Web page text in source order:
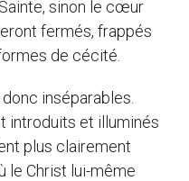
sinon le cœur
fermés, frappés
de cécité.
inséparables.
introduits et illuminés
plus clairement
le Christ lui-même